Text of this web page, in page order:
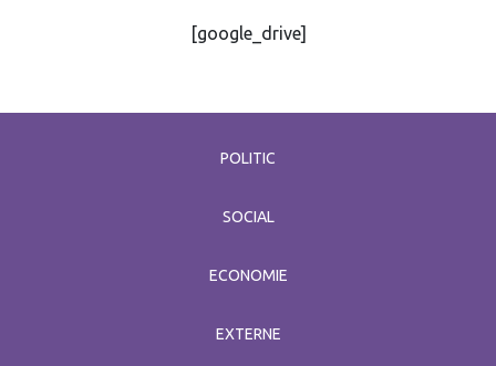
[google_drive]
POLITIC
SOCIAL
ECONOMIE
EXTERNE